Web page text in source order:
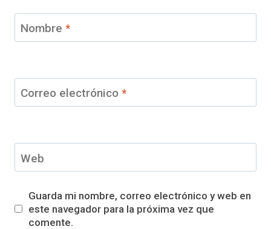
Nombre *
Correo electrónico *
Web
Guarda mi nombre, correo electrónico y web en
este navegador para la próxima vez que
comente.